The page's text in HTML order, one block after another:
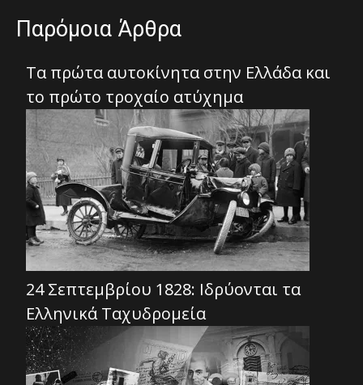
Παρόμοια Άρθρα
Τα πρώτα αυτοκίνητα στην Ελλάδα και
το πρώτο τροχαίο ατύχημα
24 Σεπτεμβρίου 1828: Ιδρύονται τα
Ελληνικά Ταχυδρομεία